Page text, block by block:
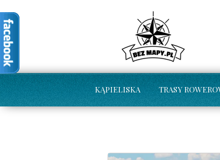
KĄPIELISKA TRASY